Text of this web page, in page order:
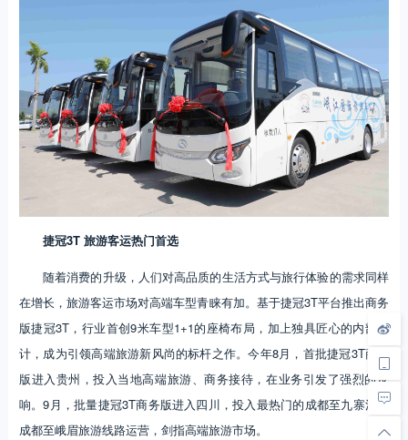
捷冠3T 旅游客运热门首选
随着消费的升级，人们对高品质的生活方式与旅行体验的需求同样
在增长，旅游客运市场对高端车型青睐有加。基于捷冠3T平台推出商务
版捷冠3T，行业首创9米车型1+1的座椅布局，加上独具匠心的内部设
计，成为引领高端旅游新风尚的标杆之作。今年8月，首批捷冠3T商务
版进入贵州，投入当地高端旅游、商务接待，在业务引发了强烈的反
响。9月，批量捷冠3T商务版进入四川，投入最热门的成都至九寨沟、
成都至峨眉旅游线路运营，剑指高端旅游市场。